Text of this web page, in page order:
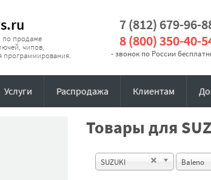
по продаже
чипов,
программирования.
7 (812) 679-96-
8 (800) 350-40-
- звонок по России
Услуги Распродажа Клиентам
Товары для
SUZUKI Baleno